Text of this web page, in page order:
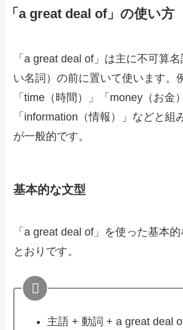
「a great deal of」の使い方
「a great deal of」は主に不可算
い名詞）の前に置いて使います。
「time（時間）」「money（お金）
「information（情報）」などと組
が一般的です。
基本的な文型
「a great deal of」を使った基本
とおりです。
主語 + 動詞 + a great deal